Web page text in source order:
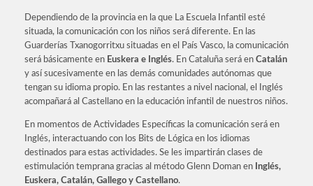
Dependiendo de la provincia en la que La Escuela Infantil esté
situada, la comunicación con los niños será diferente. En las
Guarderías Txanogorritxu situadas en el País Vasco, la comunicación
será básicamente en Euskera e Inglés. En Cataluña será en Catalán
y así sucesivamente en las demás comunidades autónomas que
tengan su idioma propio. En las restantes a nivel nacional, el Inglés
acompañará al Castellano en la educación infantil de nuestros niños.
En momentos de Actividades Específicas la comunicación será en
Inglés, interactuando con los Bits de Lógica en los idiomas
destinados para estas actividades. Se les impartirán clases de
estimulación temprana gracias al método Glenn Doman en Inglés,
Euskera, Catalán, Gallego y Castellano.